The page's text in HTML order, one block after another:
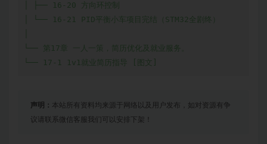
│ ├── 16-20 方向环控制
│ └── 16-21 PID平衡小车项目完结（STM32全剧终）
└── 第17章 一人一策，简历优化及就业服务。
└── 17-1 1v1就业简历指导 [图文]
声明： 本站所有资料均来源于网络以及用户发布，如对资源有争
议请联系微信客服我们可以安排下架！